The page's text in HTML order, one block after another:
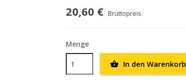
20,60 € Bruttopreis
Menge
 In den Warenkorb